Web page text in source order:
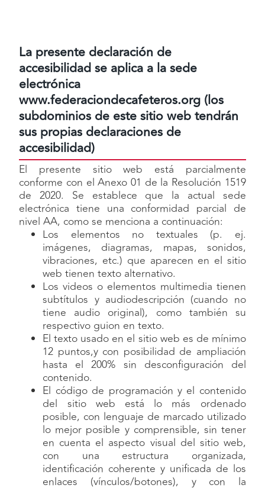
La presente declaración de
accesibilidad se aplica a la sede
electrónica
www.federaciondecafeteros.org (los
subdominios de este sitio web tendrán
sus propias declaraciones de
accesibilidad)
El presente sitio web está parcialmente
conforme con el Anexo 01 de la Resolución 1519
de 2020. Se establece que la actual sede
electrónica tiene una conformidad parcial de
nivel AA, como se menciona a continuación:
Los elementos no textuales (p. ej.
imágenes, diagramas, mapas, sonidos,
vibraciones, etc.) que aparecen en el sitio
web tienen texto alternativo.
Los videos o elementos multimedia tienen
subtítulos y audiodescripción (cuando no
tiene audio original), como también su
respectivo guion en texto.
El texto usado en el sitio web es de mínimo
12 puntos,y con posibilidad de ampliación
hasta el 200% sin desconfiguración del
contenido.
El código de programación y el contenido
del sitio web está lo más ordenado
posible, con lenguaje de marcado utilizado
lo mejor posible y comprensible, sin tener
en cuenta el aspecto visual del sitio web,
con una estructura organizada,
identificación coherente y unificada de los
enlaces (vínculos/botones), y con la